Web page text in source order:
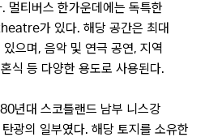
멀티버스 한가운데에는 독특한
가 있다. 해당 공간은 최대
으며, 음악 및 연극 공연, 지역
식 등 다양한 용도로 사용된다.
년대 스코틀랜드 남부 니스강
광의 일부였다. 해당 토지를 소유한